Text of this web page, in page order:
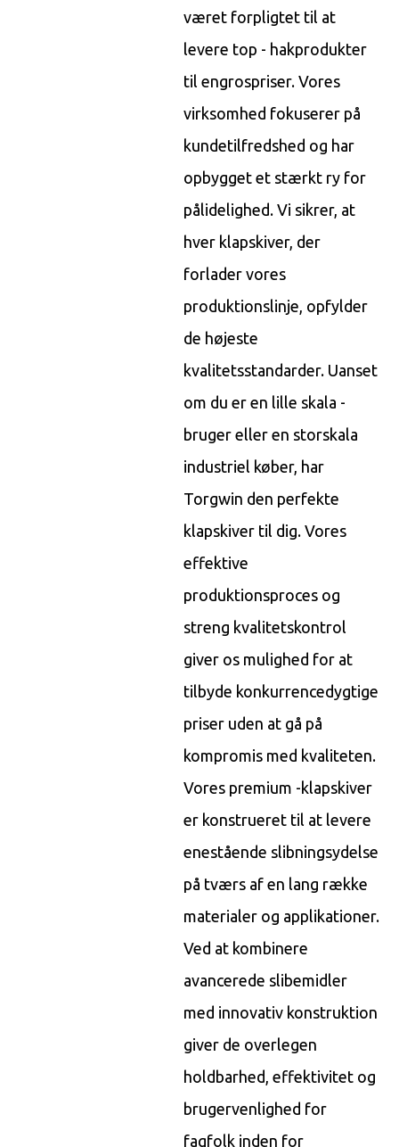
været forpligtet til at
levere top - hakprodukter
til engrospriser. Vores
virksomhed fokuserer på
kundetilfredshed og har
opbygget et stærkt ry for
pålidelighed. Vi sikrer, at
hver klapskiver, der
forlader vores
produktionslinje, opfylder
de højeste
kvalitetsstandarder. Uanset
om du er en lille skala -
bruger eller en storskala
industriel køber, har
Torgwin den perfekte
klapskiver til dig. Vores
effektive
produktionsproces og
streng kvalitetskontrol
giver os mulighed for at
tilbyde konkurrencedygtige
priser uden at gå på
kompromis med kvaliteten.
Vores premium -klapskiver
er konstrueret til at levere
enestående slibningsydelse
på tværs af en lang række
materialer og applikationer.
Ved at kombinere
avancerede slibemidler
med innovativ konstruktion
giver de overlegen
holdbarhed, effektivitet og
brugervenlighed for
fagfolk inden for